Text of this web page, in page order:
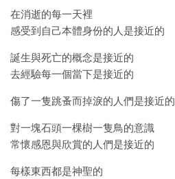
在消逝的每一天裡
感受到自己本體身份的人是接近的
誕生與死亡的概念是接近的
去經驗每一個當下是接近的
傷了一隻跳蚤而掉淚的人們是接近的
對一塊石頭一棵樹一隻鳥的意識
常懷感恩與欣賞的人們是接近的
每樣東西都是神聖的